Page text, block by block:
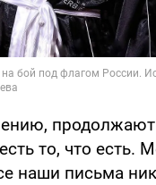
продолжают
то, что есть.
наши письма